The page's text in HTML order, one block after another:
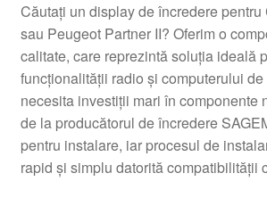
Căutați un display de încredere
sau Peugeot Partner II? Oferim o
calitate, care reprezintă soluția ideală
funcționalității radio și computerului de
necesita investiții mari în componente
de la producătorul de încredere
pentru instalare, iar procesul de
rapid și simplu datorită compatibilității